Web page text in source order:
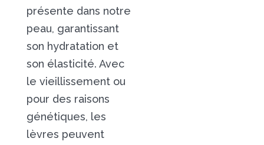
présente dans notre
peau, garantissant
son hydratation et
son élasticité. Avec
le vieillissement ou
pour des raisons
génétiques, les
lèvres peuvent